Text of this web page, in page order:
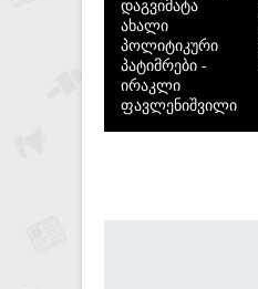
დაგვიმატა
ახალი
პოლიტიკური
პატიმრები -
ირაკლი
ფავლენიშვილი